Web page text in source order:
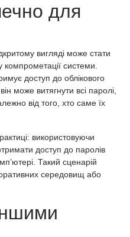
для
вигляді може стати
системи.
доступ до облікового
може витягнути всі паролі,
від того, хто саме їх
використовуючи
доступ до паролів
Такий сценарій
середовищ або